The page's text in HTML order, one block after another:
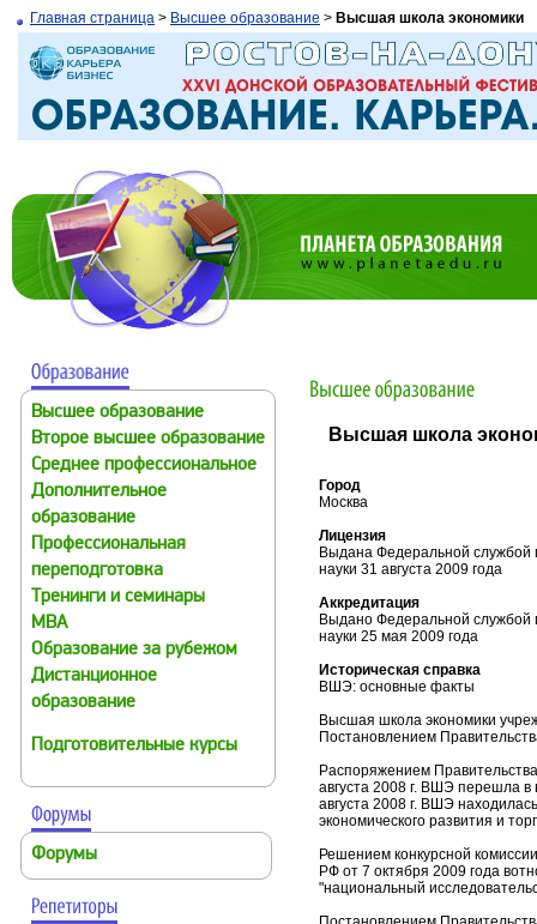
Главная страница > Высшее образование > Высшая школа экономики
Высшее образование
Второе высшее образование
Среднее профессиональное
Дополнительное
образование
Профессиональная
переподготовка
Тренинги и семинары
MBA
Образование за рубежом
Дистанционное
образование
Подготовительные курсы
Форумы
Высшая школа
Город
Москва
Лицензия
Выдана Федеральной службой
науки 31 августа 2009 года
Аккредитация
Выдано Федеральной службой
науки 25 мая 2009 года
Историческая справка
ВШЭ: основные факты
Высшая школа экономики
Постановлением
Распоряжением
августа 2008 г. ВШЭ перешла
августа 2008 г. ВШЭ
экономического развития и
Решением конкурсной
РФ от 7 октября 2009 года
"национальный